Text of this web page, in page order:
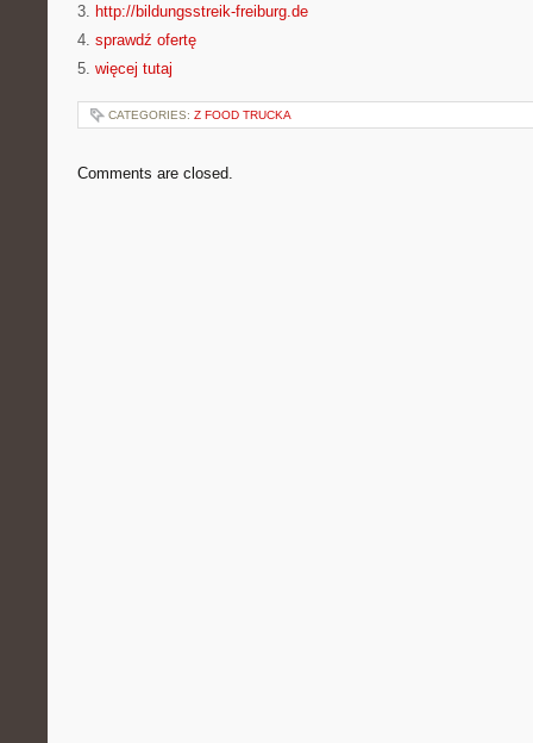
3. http://bildungsstreik-freiburg.de
4. sprawdź ofertę
5. więcej tutaj
CATEGORIES: Z FOOD TRUCKA
Comments are closed.